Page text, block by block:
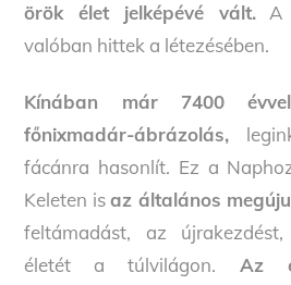
örök élet jelképévé vált.A
valóban hittek a létezésében.
Kínában már 7400
főnixmadár-ábrázolás,
fácánra hasonlít. Ez a
Keleten isaz általános
feltámadást, az
életét a túlvilágon. Az